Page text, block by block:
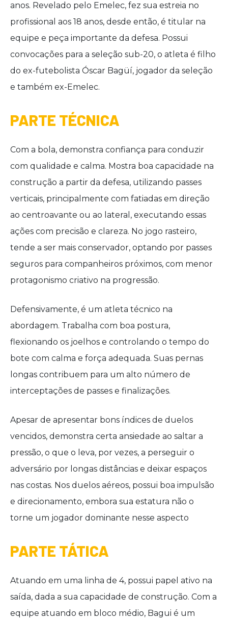
anos. Revelado pelo Emelec, fez sua estreia no
profissional aos 18 anos, desde então, é titular na
equipe e peça importante da defesa. Possui
convocações para a seleção sub-20, o atleta é filho
do ex-futebolista Óscar Bagüí, jogador da seleção
e também ex-Emelec.
PARTE TÉCNICA
Com a bola, demonstra confiança para conduzir
com qualidade e calma. Mostra boa capacidade na
construção a partir da defesa, utilizando passes
verticais, principalmente com fatiadas em direção
ao centroavante ou ao lateral, executando essas
ações com precisão e clareza. No jogo rasteiro,
tende a ser mais conservador, optando por passes
seguros para companheiros próximos, com menor
protagonismo criativo na progressão.
Defensivamente, é um atleta técnico na
abordagem. Trabalha com boa postura,
flexionando os joelhos e controlando o tempo do
bote com calma e força adequada. Suas pernas
longas contribuem para um alto número de
interceptações de passes e finalizações.
Apesar de apresentar bons índices de duelos
vencidos, demonstra certa ansiedade ao saltar a
pressão, o que o leva, por vezes, a perseguir o
adversário por longas distâncias e deixar espaços
nas costas. Nos duelos aéreos, possui boa impulsão
e direcionamento, embora sua estatura não o
torne um jogador dominante nesse aspecto
PARTE TÁTICA
Atuando em uma linha de 4, possui papel ativo na
saída, dada a sua capacidade de construção. Com a
equipe atuando em bloco médio, Bagui é um